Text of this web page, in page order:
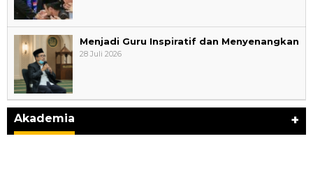
Menjadi Guru Inspiratif dan Menyenangkan
28 Juli 2026
Akademia +
AYIMUN 2026 Depok Resmi Dibuka, Chandra: Ini
Ruang Lahirkan Pemimpin Masa Depan
Di Akademia |